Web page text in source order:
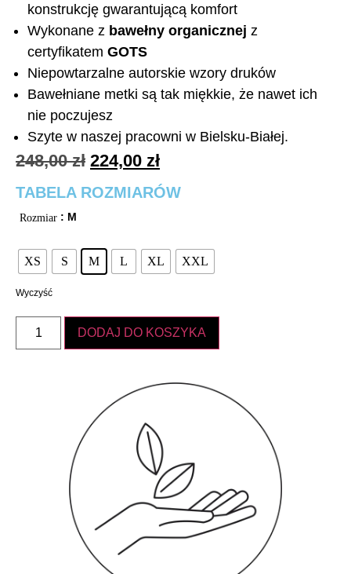
konstrukcję gwarantującą komfort
Wykonane z bawełny organicznej z
certyfikatem GOTS
Niepowtarzalne autorskie wzory druków
Bawełniane metki są tak miękkie, że nawet ich
nie poczujesz
Szyte w naszej pracowni w Bielsku-Białej.
248,00zł 224,00 zł
TABELA ROZMIARÓW
Rozmiar : M
XS S M L XL XXL
Wyczyść
DODAJ DO KOSZYKA